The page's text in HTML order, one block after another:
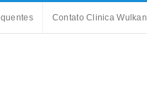
Contato Clinica Wulkan